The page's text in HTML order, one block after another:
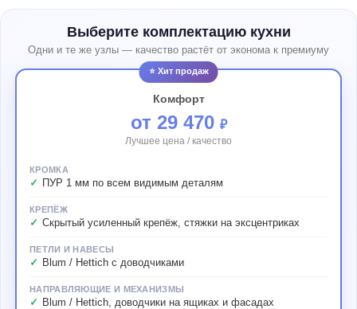
Выберите комплектацию кухни
Одни и те же узлы — качество растёт от эконома к премиуму
⭐ Хит продаж
Комфорт
от 29 470 ₽
Лучшее цена / качество
КРОМКА
ПУР 1 мм по всем видимым деталям
КРЕПЁЖ
Скрытый усиленный крепёж, стяжки на эксцентриках
ПЕТЛИ И НАВЕСЫ
Blum / Hettich с доводчиками
НАПРАВЛЯЮЩИЕ И МЕХАНИЗМЫ
Blum / Hettich, доводчики на ящиках и фасадах